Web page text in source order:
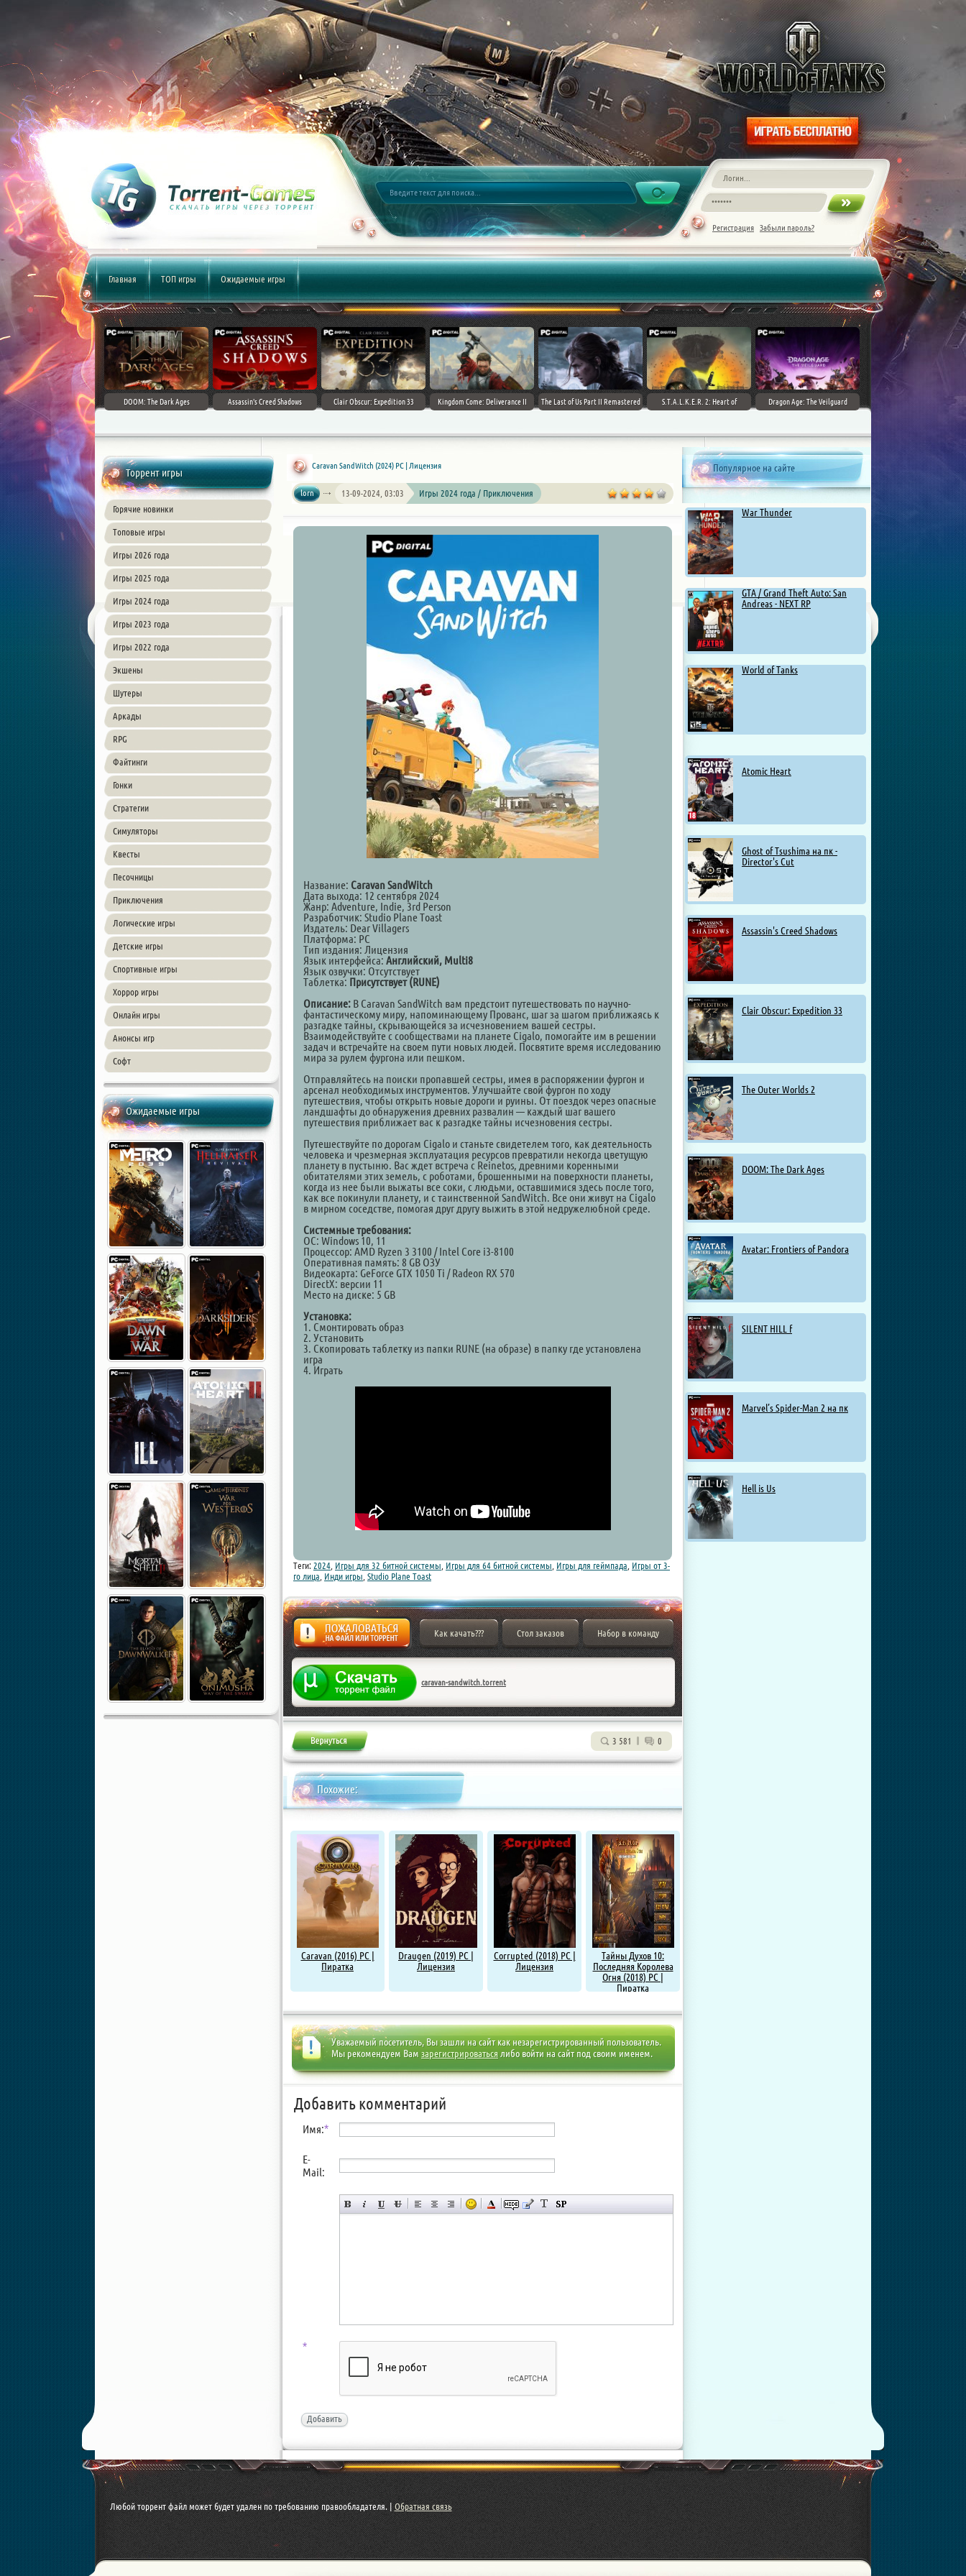
Регистрация Забыли пароль?
Главная ТОП игры Ожидаемые игры
DOOM: The Dark Ages Assassin's Creed Shadows Clair Obscur: Expedition 33 Kingdom Come: Deliverance II The Last of Us Part II Remastered
S.T.A.L.K.E.R. 2: Heart of
Dragon Age: The Veilguard
Торрент игры
Горячие новинки
Топовые игры
Игры 2026 года
Игры 2025 года
Игры 2024 года
Игры 2023 года
Игры 2022 года
Экшены
Шутеры
Аркады
RPG
Файтинги
Гонки
Стратегии
Симуляторы
Квесты
Песочницы
Приключения
Логические игры
Детские игры
Спортивные игры
Хоррор игры
Онлайн игры
Анонсы игр
Софт
Ожидаемые игры
Популярное на сайте
War Thunder
GTA / Grand Theft Auto: San
Andreas - NEXT RP
World of Tanks
Atomic Heart
Ghost of Tsushima на пк -
Director's Cut
Assassin's Creed Shadows
Clair Obscur: Expedition 33
The Outer Worlds 2
DOOM: The Dark Ages
Avatar: Frontiers of Pandora
SILENT HILL f
Marvel’s Spider-Man 2 на пк
Hell is Us
Caravan SandWitch (2024) PC | Лицензия
lorn 13-09-2024, 03:03 Игры 2024 года / Приключения
Название: Caravan SandWitch
Дата выхода: 12 сентября 2024
Жанр: Adventure, Indie, 3rd Person
Разработчик: Studio Plane Toast
Издатель: Dear Villagers
Платформа: PC
Тип издания: Лицензия
Язык интерфейса: Английский, Multi8
Язык озвучки: Отсутствует
Таблетка: Присутствует (RUNE)
Описание: В Caravan SandWitch вам предстоит путешествовать по научно-
фантастическому миру, напоминающему Прованс, шаг за шагом приближаясь к
разгадке тайны, скрывающейся за исчезновением вашей сестры.
Взаимодействуйте с сообществами на планете Cigalo, помогайте им в решении
задач и встречайте на своем пути новых людей. Посвятите время исследованию
мира за рулем фургона или пешком.
Отправляйтесь на поиски пропавшей сестры, имея в распоряжении фургон и
арсенал необходимых инструментов. Улучшайте свой фургон по ходу
путешествия, чтобы открыть новые дороги и руины. От поездок через опасные
ландшафты до обнаружения древних развалин — каждый шаг вашего
путешествия приближает вас к разгадке тайны исчезновения сестры.
Путешествуйте по дорогам Cigalo и станьте свидетелем того, как деятельность
человека и чрезмерная эксплуатация ресурсов превратили некогда цветущую
планету в пустыню. Вас ждет встреча с Reinetos, древними коренными
обитателями этих земель, с роботами, брошенными на поверхности планеты,
когда из нее были выжаты все соки, с людьми, оставшимися здесь после того,
как все покинули планету, и с таинственной SandWitch. Все они живут на Cigalo
в мирном соседстве, помогая друг другу выжить в этой недружелюбной среде.
Системные требования:
ОС: Windows 10, 11
Процессор: AMD Ryzen 3 3100 / Intel Core i3-8100
Оперативная память: 8 GB ОЗУ
Видеокарта: GeForce GTX 1050 Ti / Radeon RX 570
DirectX: версии 11
Место на диске: 5 GB
Установка:
1. Смонтировать образ
2. Установить
3. Скопировать таблетку из папки RUNE (на образе) в папку где установлена
игра
4. Играть
Теги: 2024 Игры для 32 битной системы Игры для 64 битной системы Игры для геймпада Игры от 3-
го лица Инди игры Studio Plane Toast
Жалоба
Как качать??? Стол заказов Набор в команду
caravan-sandwitch.torrent
3 581 0
Похожие:
Caravan (2016) PC |
Пиратка
Draugen (2019) PC |
Лицензия
Corrupted (2018) PC |
Лицензия
Тайны Духов 10:
Последняя Королева
Огня (2018) PC |
Пиратка
Уважаемый посетитель, Вы зашли на сайт как незарегистрированный пользователь.
Мы рекомендуем Вам зарегистрироватьсялибо войти на сайт под своим именем.
Добавить комментарий
Имя:*
E-
Mail:
*
Добавить
Любой торрент файл может будет удален по требованию правообладателя. |Обратная связь